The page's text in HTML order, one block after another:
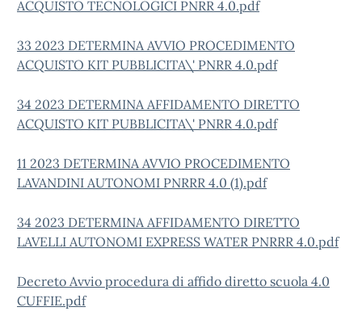
ACQUISTO TECNOLOGICI PNRR 4.0.pdf
33 2023 DETERMINA AVVIO PROCEDIMENTO
ACQUISTO KIT PUBBLICITA\' PNRR 4.0.pdf
34 2023 DETERMINA AFFIDAMENTO DIRETTO
ACQUISTO KIT PUBBLICITA\' PNRR 4.0.pdf
11 2023 DETERMINA AVVIO PROCEDIMENTO
LAVANDINI AUTONOMI PNRRR 4.0 (1).pdf
34 2023 DETERMINA AFFIDAMENTO DIRETTO
LAVELLI AUTONOMI EXPRESS WATER PNRRR 4.0.pdf
Decreto Avvio procedura di affido diretto scuola 4.0
CUFFIE.pdf